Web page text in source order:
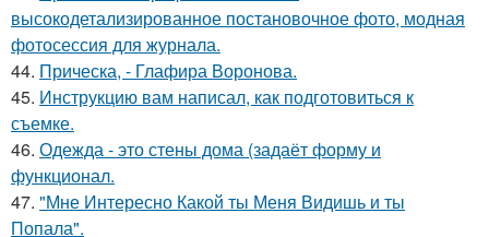
высокодетализированное постановочное фото, модная
фотосессия для журнала.
44. Прическа, - Глафира Воронова.
45. Инструкцию вам написал, как подготовиться к
съемке.
46. Одежда - это стены дома (задаёт форму и
функционал.
47. "Мне Интересно Какой ты Меня Видишь и ты
Попала".